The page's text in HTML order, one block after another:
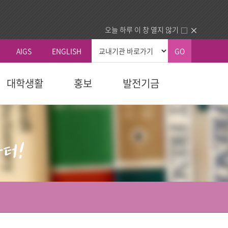
오늘 하루 이 창 열지 않기
AIGS ENGLISH GO
총장소개
주요활동
대학정보
교육대학원
다문화교육복지대학원
휴/복학 안내
장학안내
대학생활
동문회
건의함
분실물
홍보
국외 교류기관
동문교회/기관 인증제
발전기금